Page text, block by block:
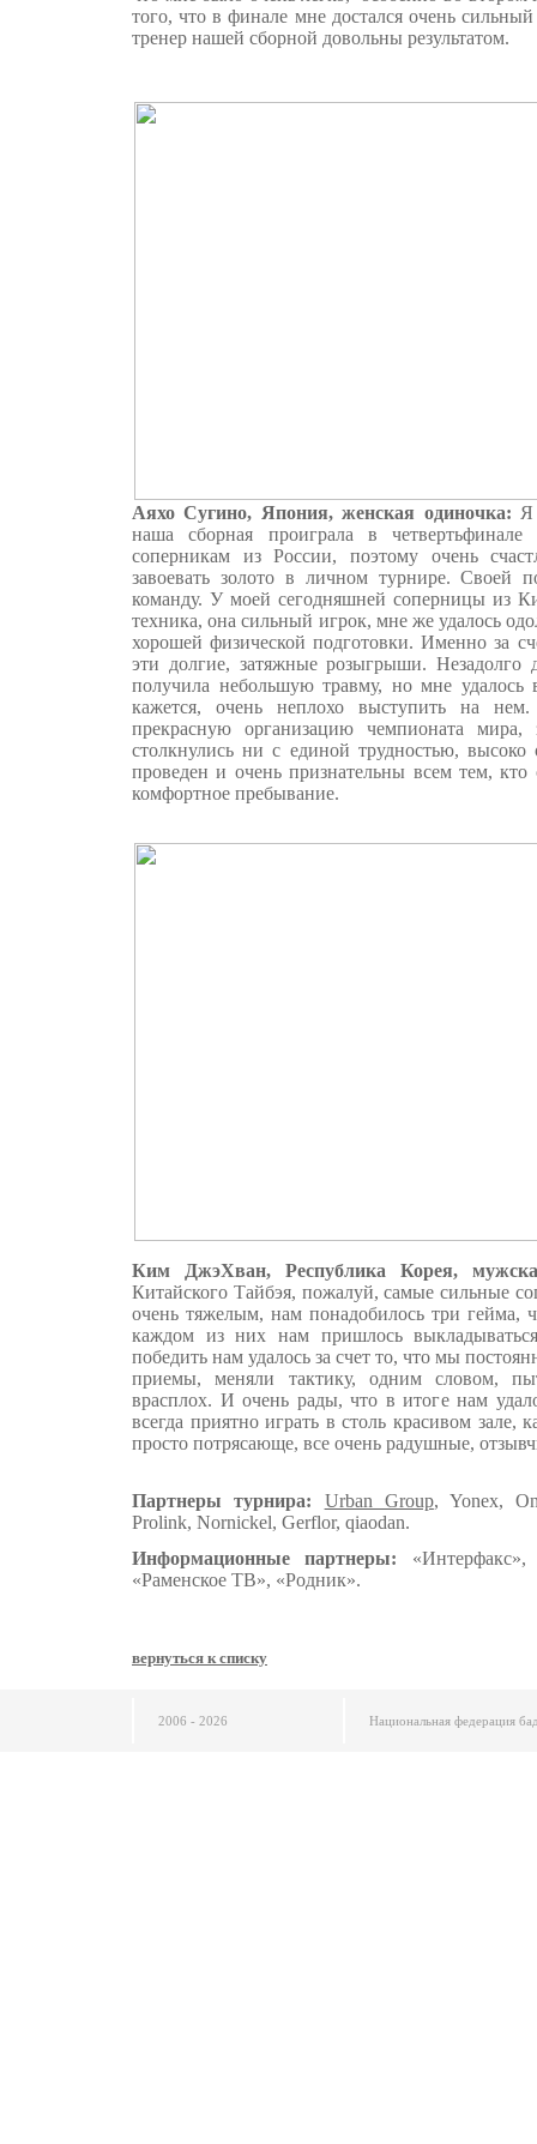
того, что в финале мне достался очень
тренер нашей сборной довольны результатом.
Аяхо Сугино, Япония, женская одиночка: Я
наша сборная проиграла в четвертьфинале
соперникам из России, поэтому очень
завоевать золото в личном турнире. Своей
команду. У моей сегодняшней соперницы из
техника, она сильный игрок, мне же удалось
хорошей физической подготовки. Именно за
эти долгие, затяжные розыгрыши. Незадолго
получила небольшую травму, но мне удалось
кажется, очень неплохо выступить на нем.
прекрасную организацию чемпионата
столкнулись ни с единой трудностью,
проведен и очень признательны всем тем, кто
комфортное пребывание.
Ким ДжэХван, Республика Корея,
Китайского Тайбэя, пожалуй, самые сильные
очень тяжелым, нам понадобилось три гейма,
каждом из них нам пришлось
победить нам удалось за счет то, что мы
приемы, меняли тактику, одним словом,
врасплох. И очень рады, что в итоге нам
всегда приятно играть в столь красивом зале,
просто потрясающе, все очень радушные,
Партнеры турнира: Urban Group, Yonex,
Prolink, Nornickel, Gerflor, qiaodan.
Информационные партнеры:
«Раменское ТВ», «Родник».
вернуться к списку
2006 - 2026 Национальная федерация